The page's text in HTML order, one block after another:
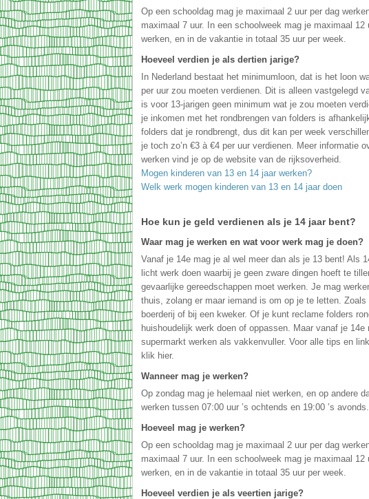
Op een schooldag mag je maximaal 2 uur per dag
maximaal 7 uur. In een schoolweek mag je maximaal 12
werken, en in de vakantie in totaal 35 uur per week.
Hoeveel verdien je als dertien jarige?
In Nederland bestaat het minimumloon, dat is het loon
per uur zou moeten verdienen. Dit is alleen vastgelegd
is voor 13-jarigen geen minimum wat je zou moeten
je inkomen met het rondbrengen van folders is
folders dat je rondbrengt, dus dit kan per week
je toch zo’n €3 à €4 per uur verdienen. Meer informatie
werken vind je op de website van de rijksoverheid.
Mogen kinderen van 13 en 14 jaar werken?
Welk werk mogen kinderen van 13 en 14 jaar doen
Hoe kun je geld verdienen als je 14 jaar bent?
Waar mag je werken en wat voor werk mag je doen?
Vanaf je 14e mag je al wel meer dan als je 13 bent! Als
licht werk doen waarbij je geen zware dingen hoeft te
gevaarlijke gereedschappen moet werken. Je mag
thuis, zolang er maar iemand is om op je te letten. Zoals
boerderij of bij een kweker. Of je kunt reclame folders
huishoudelijk werk doen of oppassen. Maar vanaf je 14e
supermarkt werken als vakkenvuller. Voor alle tips en
klik hier.
Wanneer mag je werken?
Op zondag mag je helemaal niet werken, en op andere
werken tussen 07:00 uur ’s ochtends en 19:00 ’s avonds.
Hoeveel mag je werken?
Op een schooldag mag je maximaal 2 uur per dag
maximaal 7 uur. In een schoolweek mag je maximaal 12
werken, en in de vakantie in totaal 35 uur per week.
Hoeveel verdien je als veertien jarige?